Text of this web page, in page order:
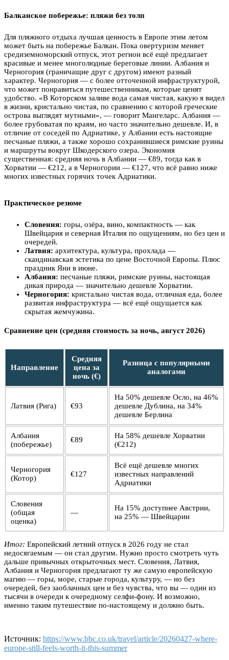
Балканское побережье: пляжи без толп
Для пляжного отдыха лучшая ценность в Европе этим летом
может быть на побережье Балкан. Пока овертуризм меняет
средиземноморский отпуск, этот регион всё ещё предлагает
красивые и менее многолюдные береговые линии. Албания и
Черногория (граничащие друг с другом) имеют разный
характер. Черногория — с более отточенной инфраструктурой,
что может понравиться путешественникам, которые ценят
удобство. «В Которском заливе вода самая чистая, какую я видел
в жизни, кристально чистая, по сравнению с которой греческие
острова выглядят мутными», — говорит Мангеларс. Албания —
более грубоватая по краям, но часто значительно дешевле. И, в
отличие от соседей по Адриатике, у Албании есть настоящие
песчаные пляжи, а также хорошо сохранившиеся римские руины
и маршруты вокруг Шкодерского озера. Экономия
существенная: средняя ночь в Албании — €89, тогда как в
Хорватии — €212, а в Черногории — €127, что всё равно ниже
многих известных горячих точек Адриатики.
Практическое резюме
Словения: горы, озёра, вино, компактность — как
Швейцария и северная Италия по ощущениям, но без цен и
очередей.
Латвия: архитектура, культура, прохлада —
скандинавская эстетика по цене Восточной Европы. Плюс
праздник Яни в июне.
Албания: песчаные пляжи, римские руины, настоящая
дикая природа — значительно дешевле Хорватии.
Черногория: кристально чистая вода, отличная еда, более
развитая инфраструктура — всё ещё ощущается как
скрытая жемчужина.
Сравнение цен (средняя стоимость за ночь, август 2026)
Направление
Средняя
цена за
ночь (€)
Разница с популярными
аналогами
Латвия (Рига) €93
На 50% дешевле Осло, на 46%
дешевле Дублина, на 34%
дешевле Берлина
Албания
(побережье)
€89
На 58% дешевле Хорватии
(€212)
Черногория
(Котор)
€127
Всё ещё дешевле многих
известных направлений
Адриатики
Словения
(общая
оценка)
—
На 15% доступнее Австрии,
на 25% — Швейцарии
Итог: Европейский летний отпуск в 2026 году не стал
недосягаемым — он стал другим. Нужно просто смотреть чуть
дальше привычных открыточных мест. Словения, Латвия,
Албания и Черногория предлагают ту же самую европейскую
магию — горы, море, старые города, культуру, — но без
очередей, без заоблачных цен и без чувства, что вы — один из
тысячи в очереди к очередному селфи-фону. И возможно,
именно таким путешествие по-настоящему и должно быть.
Источник: https://www.bbc.co.uk/travel/article/20260427-where-
europe-still-feels-worth-it-this-summer